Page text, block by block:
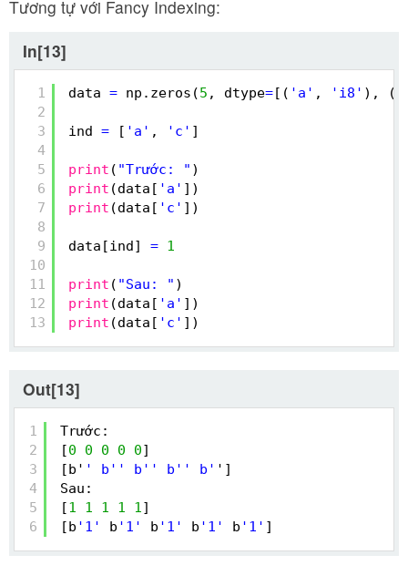
Tương tự với Fancy Indexing:
In[13]
1
2
3
4
5
6
7
8
9
10
11
12
13
data = np.zeros(5 , dtype=[( 'a' , 'i8' ), (
ind = [ 'a' , 'c' ]
print ( "Trước: " )
print (data[ 'a' ])
print (data[ 'c' ])
data[ind] = 1
print ( "Sau: " )
print (data[ 'a' ])
print (data[ 'c' ])
Out[13]
1
2
3
4
5
6
Trước:
[0 0 0 0 0]
[b' ' b' ' b' ' b' ' b' ']
Sau:
[1 1 1 1 1]
[b '1' b '1' b '1' b '1' b '1' ]